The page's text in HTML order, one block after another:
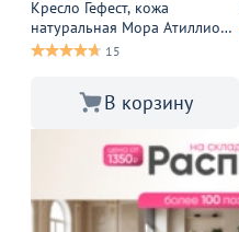
Кресло Гефест, кожа
натуральная Мора Атиллио
Спа, каркас бронза
15
В корзину